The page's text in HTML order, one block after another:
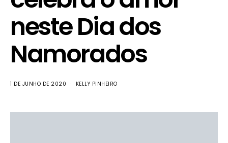
neste Dia dos
Namorados
1 DE JUNHO DE 2020 KELLY PINHEIRO